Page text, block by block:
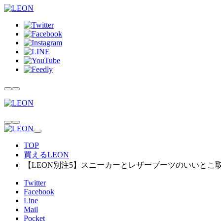
TOP
買えるLEON
【LEON別注5】スニーカーとレザーブーツのいいとこ
Twitter
Facebook
Line
Mail
Pocket